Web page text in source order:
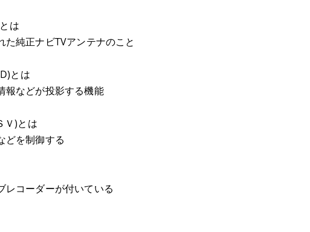
お問い合わせ時にご用意いただくもの
純正品ブランドロゴ有
⑬もしもヴェゼルのフロントガラスに飛び石が当たったら
は
純正ナビTVアンテナのこと
とは
報などが投影する機能
Ｖ)とは
どを制御する
レコーダーが付いている